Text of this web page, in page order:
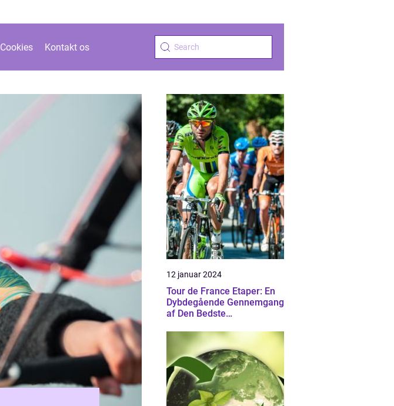
Cookies Kontakt os
12 januar 2024
Tour de France Etaper: En
Dybdegående Gennemgang
af Den Bedste